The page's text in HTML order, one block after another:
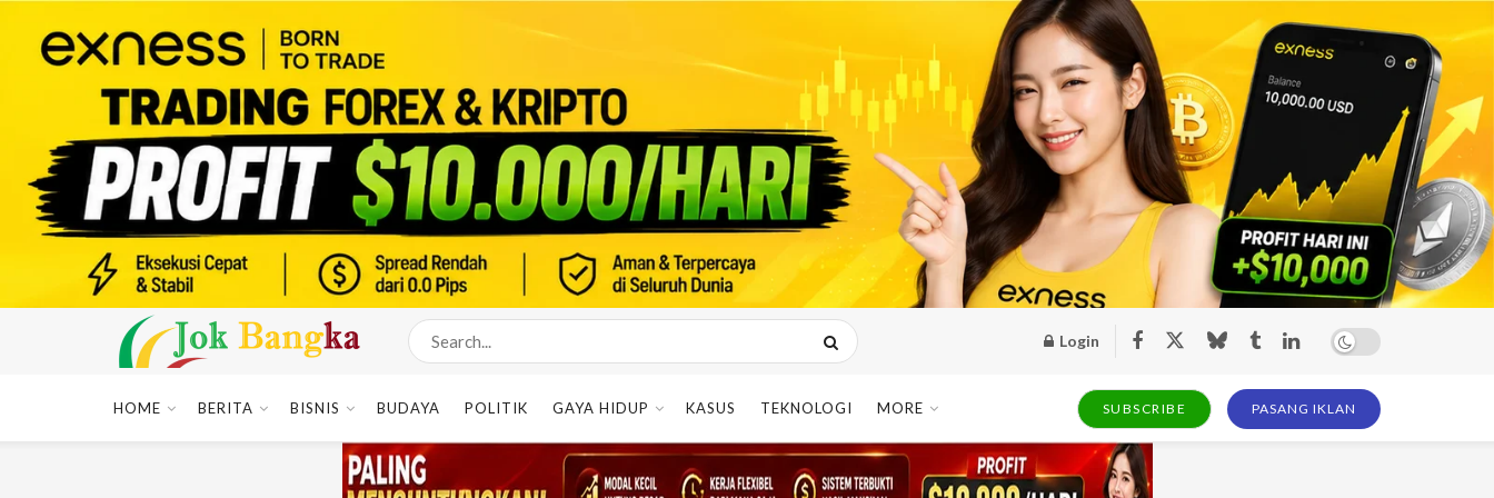
Login
HOME BERITA BISNIS BUDAYA POLITIK GAYA HIDUP KASUS TEKNOLOGI MORE SUBSCRIBE PASANG IKLAN